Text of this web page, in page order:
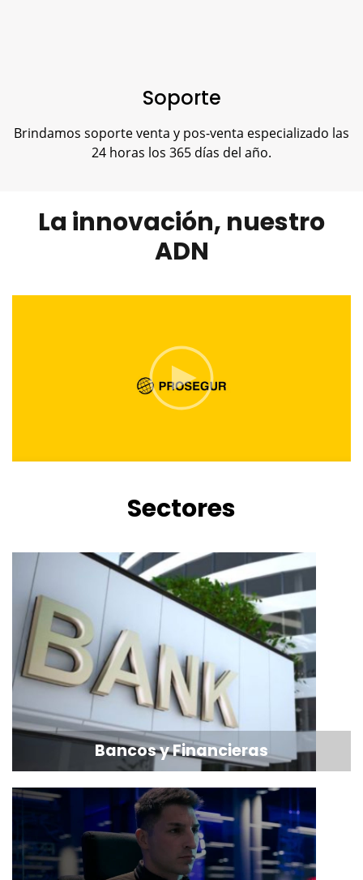
Soporte
Brindamos soporte venta y pos-venta especializado las
24 horas los 365 días del año.
La innovación, nuestro
ADN
Sectores
Bancos y Financieras